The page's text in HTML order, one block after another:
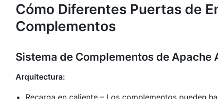
Cómo Diferentes Puertas de
Complementos
Sistema de Complementos de Apache
Arquitectura: